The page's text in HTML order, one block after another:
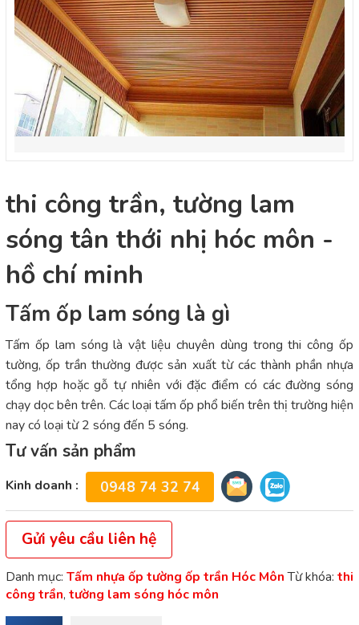
thi công trần, tường lam
sóng tân thới nhị hóc môn -
hồ chí minh
Tấm ốp lam sóng là gì
Tấm ốp lam sóng là vật liệu chuyên dùng trong thi công ốp
tường, ốp trần thường được sản xuất từ các thành phần nhựa
tổng hợp hoặc gỗ tự nhiên với đặc điểm có các đường sóng
chạy dọc bên trên. Các loại tấm ốp phổ biến trên thị trường hiện
nay có loại từ 2 sóng đến 5 sóng.
Tư vấn sản phẩm
Kinh doanh : 0948 74 32 74
Gửi yêu cầu liên hệ
Danh mục: Tấm nhựa ốp tường ốp trần Hóc Môn Từ khóa: thi
công trần, tường lam sóng hóc môn